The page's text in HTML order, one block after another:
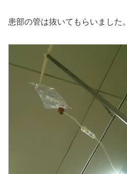
患部の管は抜いてもらいました。